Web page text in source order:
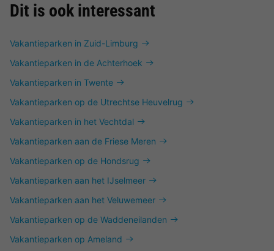
Dit is ook interessant
Vakantieparken in Zuid-Limburg
Vakantieparken in de Achterhoek
Vakantieparken in Twente
Vakantieparken op de Utrechtse Heuvelrug
Vakantieparken in het Vechtdal
Vakantieparken aan de Friese Meren
Vakantieparken op de Hondsrug
Vakantieparken aan het IJselmeer
Vakantieparken aan het Veluwemeer
Vakantieparken op de Waddeneilanden
Vakantieparken op Ameland